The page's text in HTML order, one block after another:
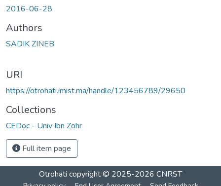
2016-06-28
Authors
SADIK ZINEB
URI
https://otrohati.imist.ma/handle/123456789/29650
Collections
CEDoc - Univ Ibn Zohr
Full item page
Otrohati copyright © 2025-2026 CNRST